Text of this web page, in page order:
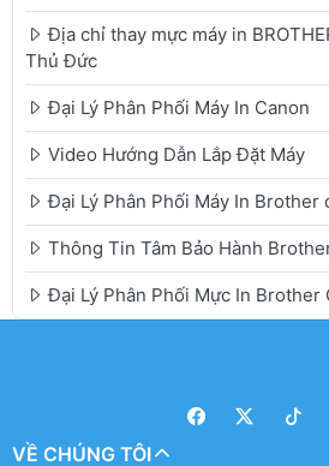
Địa chỉ thay mực máy in
Thủ Đức
Đại Lý Phân Phối Máy In Canon
Video Hướng Dẫn Lắp Đặt Máy
Đại Lý Phân Phối Máy In Brother
Thông Tin Tâm Bảo Hành
Đại Lý Phân Phối Mực In Brother
VỀ CHÚNG TÔI